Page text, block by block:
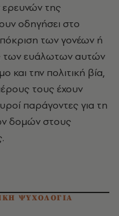
ερευνών της
οδηγήσει στο
των γονέων ή
των ευάλωτων αυτών
και την πολιτική βία,
τους έχουν
παράγοντες για τη
δομών στους
ΨΥΧΟΛΟΓΙΑ